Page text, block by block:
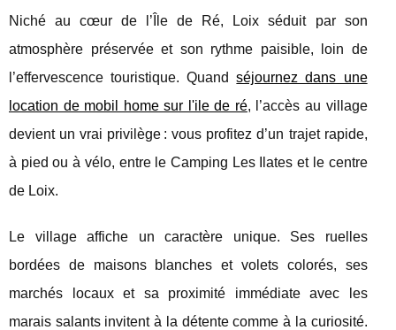
Niché au cœur de l’Île de Ré, Loix séduit par son
atmosphère préservée et son rythme paisible, loin de
l’effervescence touristique.Quandséjournez dans une
location de mobil home sur l'ile de ré, l’accès au village
devient un vrai privilège : vous profitez d’un trajet rapide,
à pied ou à vélo, entre le Camping Les Ilates et le centre
de Loix.
Le village affiche un caractère unique. Ses ruelles
bordées de maisons blanches et volets colorés, ses
marchés locaux et sa proximité immédiate avec les
marais salants invitent à la détente comme à la curiosité.